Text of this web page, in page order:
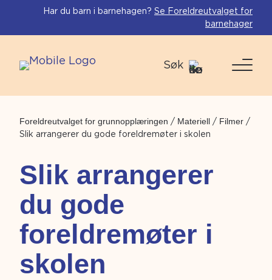
Har du barn i barnehagen? Se Foreldreutvalget for
barnehager
Søk
Foreldreutvalget for grunnopplæringen / Materiell / Filmer /
Slik arrangerer du gode foreldremøter i skolen
Slik arrangerer
du gode
foreldremøter i
skolen